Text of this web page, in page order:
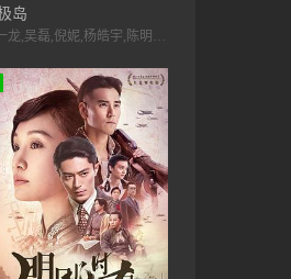
岛
朱一龙,吴磊,倪妮,杨皓宇,陈明昊,倪大红,威廉·弗兰克林-米勒,李九霄,王奕权,李卓钊